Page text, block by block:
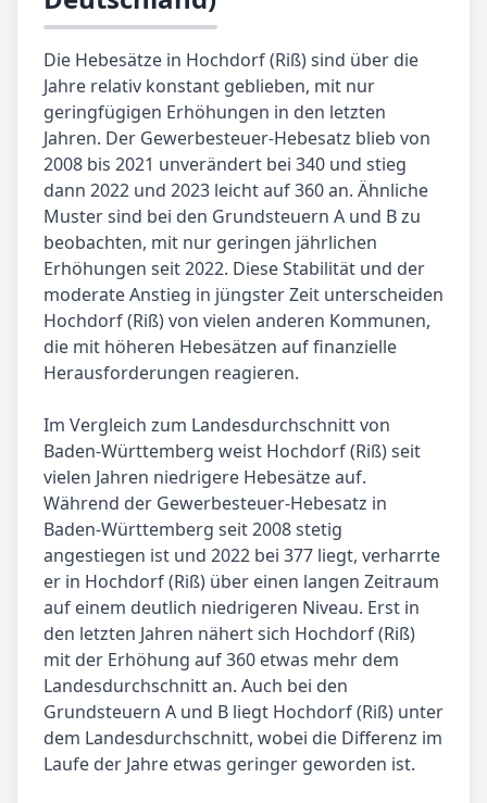
Die Hebesätze in Hochdorf (Riß) sind über die
Jahre relativ konstant geblieben, mit nur
geringfügigen Erhöhungen in den letzten
Jahren. Der Gewerbesteuer-Hebesatz blieb von
2008 bis 2021 unverändert bei 340 und stieg
dann 2022 und 2023 leicht auf 360 an. Ähnliche
Muster sind bei den Grundsteuern A und B zu
beobachten, mit nur geringen jährlichen
Erhöhungen seit 2022. Diese Stabilität und der
moderate Anstieg in jüngster Zeit unterscheiden
Hochdorf (Riß) von vielen anderen Kommunen,
die mit höheren Hebesätzen auf finanzielle
Herausforderungen reagieren.
Im Vergleich zum Landesdurchschnitt von
Baden-Württemberg weist Hochdorf (Riß) seit
vielen Jahren niedrigere Hebesätze auf.
Während der Gewerbesteuer-Hebesatz in
Baden-Württemberg seit 2008 stetig
angestiegen ist und 2022 bei 377 liegt, verharrte
er in Hochdorf (Riß) über einen langen Zeitraum
auf einem deutlich niedrigeren Niveau. Erst in
den letzten Jahren nähert sich Hochdorf (Riß)
mit der Erhöhung auf 360 etwas mehr dem
Landesdurchschnitt an. Auch bei den
Grundsteuern A und B liegt Hochdorf (Riß) unter
dem Landesdurchschnitt, wobei die Differenz im
Laufe der Jahre etwas geringer geworden ist.